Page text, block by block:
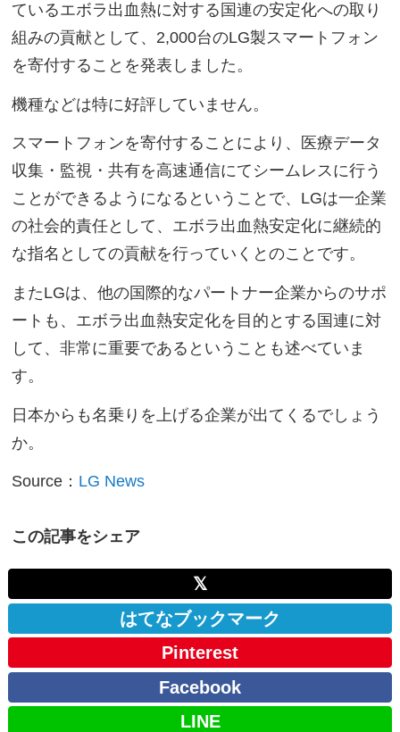
ているエボラ出血熱に対する国連の安定化への取り
組みの貢献として、2,000台のLG製スマートフォン
を寄付することを発表しました。
機種などは特に好評していません。
スマートフォンを寄付することにより、医療データ
収集・監視・共有を高速通信にてシームレスに行う
ことができるようになるということで、LGは一企業
の社会的責任として、エボラ出血熱安定化に継続的
な指名としての貢献を行っていくとのことです。
またLGは、他の国際的なパートナー企業からのサポ
ートも、エボラ出血熱安定化を目的とする国連に対
して、非常に重要であるということも述べていま
す。
日本からも名乗りを上げる企業が出てくるでしょう
か。
Source： LG News
この記事をシェア
𝕏
はてなブックマーク
Pinterest
Facebook
LINE